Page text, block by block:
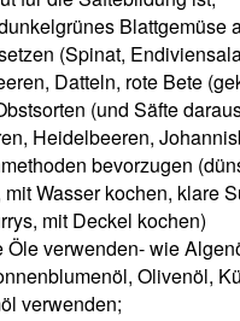
Blattgemüse
(Spinat,
Datteln, rote Bete
(und Säfte
Heidelbeeren,
bevorzugen
Wasser kochen, klare
mit Deckel kochen)
Öle verwenden- wie
Olivenöl,
verwenden;